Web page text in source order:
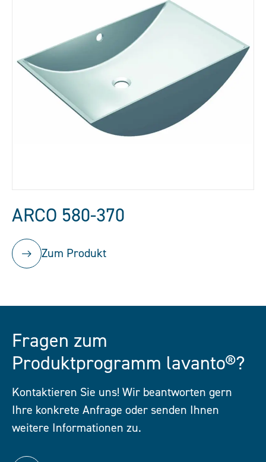
ARCO 580-370
Zum Produkt
Fragen zum
Produktprogramm lavanto®?
Kontaktieren Sie uns! Wir beantworten gern
Ihre konkrete Anfrage oder senden Ihnen
weitere Informationen zu.